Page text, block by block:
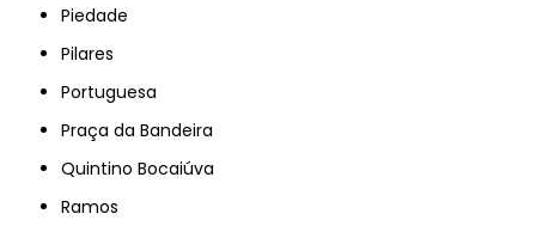
Piedade
Pilares
Portuguesa
Praça da Bandeira
Quintino Bocaiúva
Ramos